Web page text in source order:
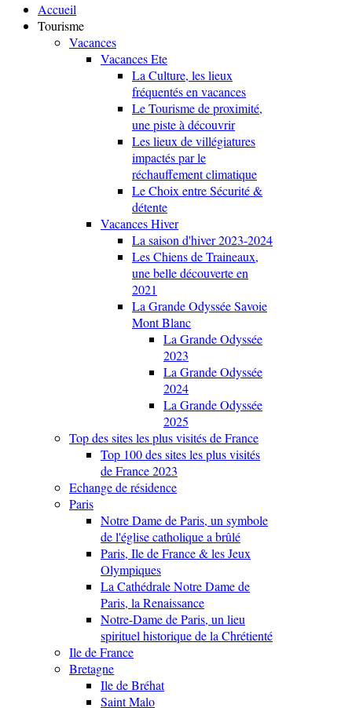
Accueil
Tourisme
Vacances
Vacances Ete
La Culture, les lieux
fréquentés en vacances
Le Tourisme de proximité,
une piste à découvrir
Les lieux de villégiatures
impactés par le
réchauffement climatique
Le Choix entre Sécurité &
détente
Vacances Hiver
La saison d'hiver 2023-2024
Les Chiens de Traineaux,
une belle découverte en
2021
La Grande Odyssée Savoie
Mont Blanc
La Grande Odyssée
2023
La Grande Odyssée
2024
La Grande Odyssée
2025
Top des sites les plus visités de France
Top 100 des sites les plus visités
de France 2023
Echange de résidence
Paris
Notre Dame de Paris, un symbole
de l'église catholique a brûlé
Paris, Ile de France & les Jeux
Olympiques
La Cathédrale Notre Dame de
Paris, la Renaissance
Notre-Dame de Paris, un lieu
spirituel historique de la Chrétienté
Ile de France
Bretagne
Ile de Bréhat
Saint Malo